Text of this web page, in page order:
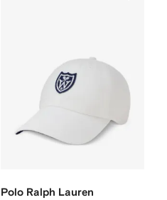
Polo Ralph Lauren